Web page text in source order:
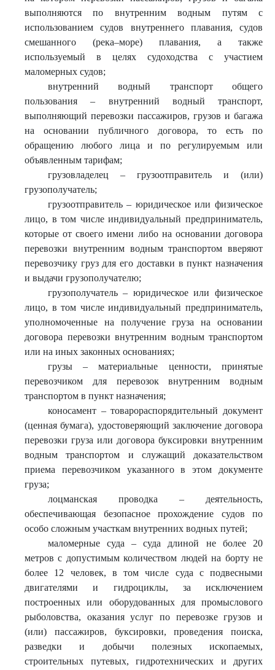
выполняются по внутренним водным путям с
использованием судов внутреннего плавания, судов
смешанного (река–море) плавания, а также
используемый в целях судоходства с участием
маломерных судов;
внутренний водный транспорт общего
пользования – внутренний водный транспорт,
выполняющий перевозки пассажиров, грузов и багажа
на основании публичного договора, то есть по
обращению любого лица и по регулируемым или
объявленным тарифам;
грузовладелец – грузоотправитель и (или)
грузополучатель;
грузоотправитель – юридическое или физическое
лицо, в том числе индивидуальный предприниматель,
которые от своего имени либо на основании договора
перевозки внутренним водным транспортом вверяют
перевозчику груз для его доставки в пункт назначения
и выдачи грузополучателю;
грузополучатель – юридическое или физическое
лицо, в том числе индивидуальный предприниматель,
уполномоченные на получение груза на основании
договора перевозки внутренним водным транспортом
или на иных законных основаниях;
грузы – материальные ценности, принятые
перевозчиком для перевозок внутренним водным
транспортом в пункт назначения;
коносамент – товарораспорядительный документ
(ценная бумага), удостоверяющий заключение договора
перевозки груза или договора буксировки внутренним
водным транспортом и служащий доказательством
приема перевозчиком указанного в этом документе
груза;
лоцманская проводка – деятельность,
обеспечивающая безопасное прохождение судов по
особо сложным участкам внутренних водных путей;
маломерные суда – суда длиной не более 20
метров с допустимым количеством людей на борту не
более 12 человек, в том числе суда с подвесными
двигателями и гидроциклы, за исключением
построенных или оборудованных для промыслового
рыболовства, оказания услуг по перевозке грузов и
(или) пассажиров, буксировки, проведения поиска,
разведки и добычи полезных ископаемых,
строительных путевых, гидротехнических и других